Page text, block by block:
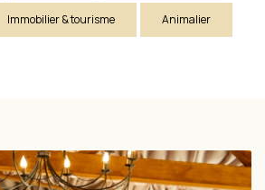
Immobilier & tourisme Animalier